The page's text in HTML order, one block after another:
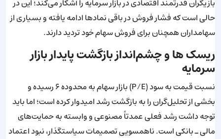
بازیگران قدرتمند اقتصادی در بازار سرمایه را آشکار می‌کند؛ این در
حالی است که فشار فروش در باقی نمادها ادامه یافته و بسیاری از
سهامداران همچنان برای فروش سهام خود تردید دارند.
ریسک ها و چشم‌انداز بازگشت پایدار بازار
سرمایه
نسبت قیمت به سود (P/E) بازار سهام به محدوده ۶ رسیده و
بخشی از تحلیل‌گران را به بازگشت رشد امیدوار کرده است؛ اما باید
توجه داشت رشد فعلی عمدتاً مصنوعی و وابسته به حمایت‌های
مالی ـ بانکی است. ناهمسویی تصمیمات سیاستگذار، نبود اعتماد